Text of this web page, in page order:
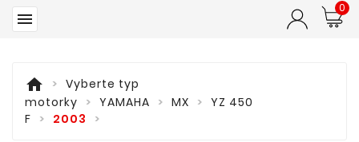

0
home
Vyberte typ
motorky
YAMAHA MX
YZ 450
F
2003